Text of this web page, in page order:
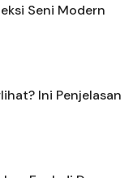
Seni Modern
Ini Penjelasan